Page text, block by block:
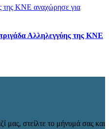
Αλληλεγγύης της ΚΝΕ
μας, στείλτε το μήνυμά σας και